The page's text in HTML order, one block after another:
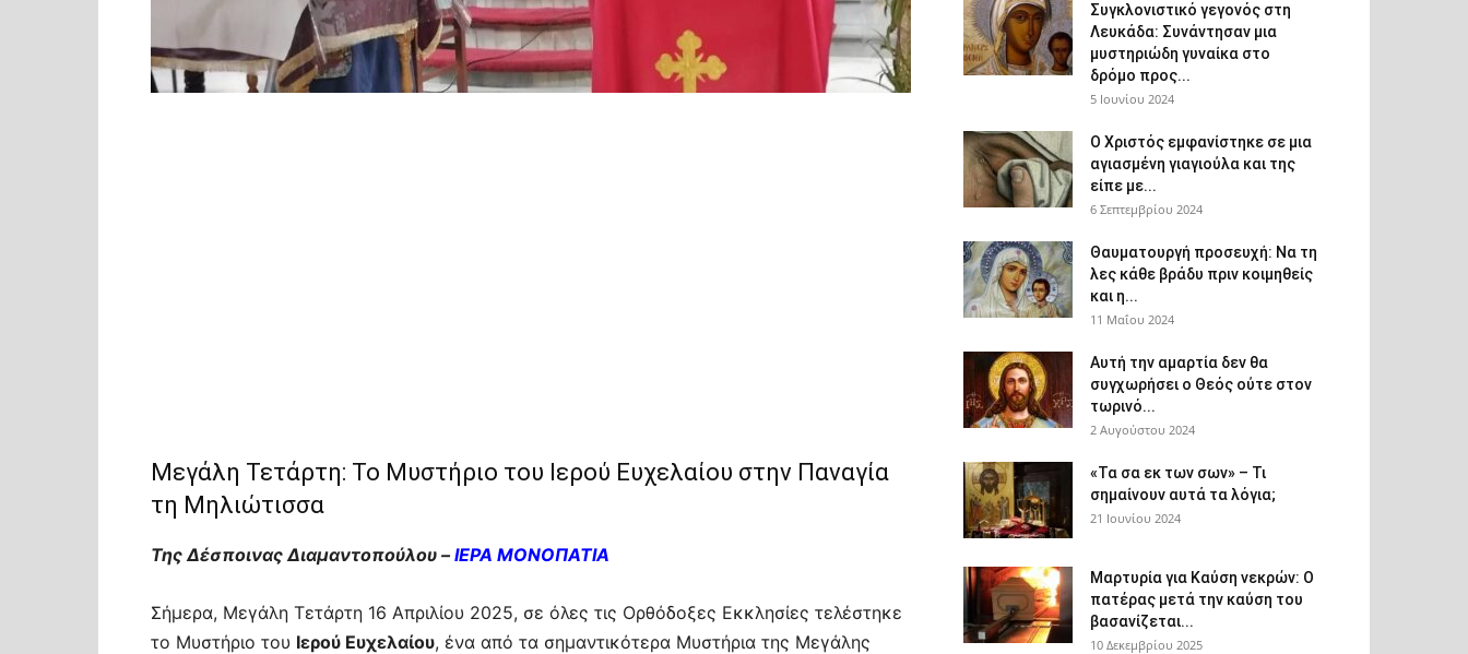
Μεγάλη Τετάρτη: Το Μυστήριο του Ιερού Ευχελαίου στην Παναγία
τη Μηλιώτισσα
Της Δέσποινας Διαμαντοπούλου –ΙΕΡΑ ΜΟΝΟΠΑΤΙΑ
Σήμερα, Μεγάλη Τετάρτη 16 Απριλίου 2025, σε όλες τις Ορθόδοξες Εκκλησίες τελέστηκε
το Μυστήριο του Ιερού Ευχελαίου, ένα από τα σημαντικότερα Μυστήρια της Μεγάλης
Συγκλονιστικό γεγονός στη
Λευκάδα: Συνάντησαν μια
μυστηριώδη γυναίκα στο
δρόμο προς...
5 Ιουνίου 2024
Ο Χριστός εμφανίστηκε σε μια
αγιασμένη γιαγιούλα και της
είπε με...
6 Σεπτεμβρίου 2024
Θαυματουργή προσευχή: Να τη
λες κάθε βράδυ πριν κοιμηθείς
και η...
11 Μαΐου 2024
Αυτή την αμαρτία δεν θα
συγχωρήσει ο Θεός ούτε στον
τωρινό...
2 Αυγούστου 2024
«Τα σα εκ των σων» – Τι
σημαίνουν αυτά τα λόγια;
21 Ιουνίου 2024
Μαρτυρία για Καύση νεκρών: Ο
πατέρας μετά την καύση του
βασανίζεται...
10 Δεκεμβρίου 2025